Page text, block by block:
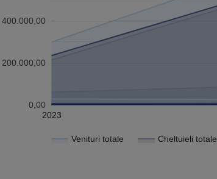
Venituri totale Cheltuieli totale
2023
0,00
200.000,00
400.000,00